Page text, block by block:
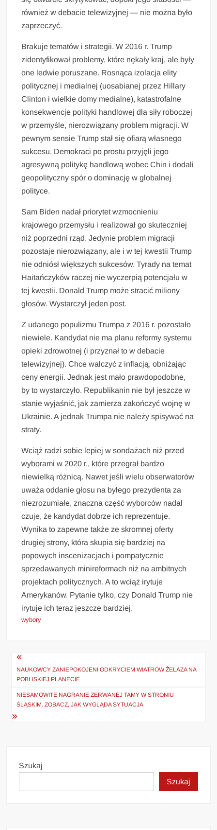
również w debacie telewizyjnej — nie można było
zaprzeczyć.
Brakuje tematów i strategii. W 2016 r. Trump
zidentyfikował problemy, które nękały kraj, ale były
one ledwie poruszane. Rosnąca izolacja elity
politycznej i medialnej (uosabianej przez Hillary
Clinton i wielkie domy medialne), katastrofalne
konsekwencje polityki handlowej dla siły roboczej
w przemyśle, nierozwiązany problem migracji. W
pewnym sensie Trump stał się ofiarą własnego
sukcesu. Demokraci po prostu przyjęli jego
agresywną politykę handlową wobec Chin i dodali
geopolityczny spór o dominację w globalnej
polityce.
Sam Biden nadał priorytet wzmocnieniu
krajowego przemysłu i realizował go skuteczniej
niż poprzedni rząd. Jedynie problem migracji
pozostaje nierozwiązany, ale i w tej kwestii Trump
nie odniósł większych sukcesów. Tyrady na temat
Haitańczyków raczej nie wyczerpią potencjału w
tej kwestii. Donald Trump może stracić miliony
głosów. Wystarczył jeden post.
Z udanego populizmu Trumpa z 2016 r. pozostało
niewiele. Kandydat nie ma planu reformy systemu
opieki zdrowotnej (i przyznał to w debacie
telewizyjnej). Chce walczyć z inflacją, obniżając
ceny energii. Jednak jest mało prawdopodobne,
by to wystarczyło. Republikanin nie był jeszcze w
stanie wyjaśnić, jak zamierza zakończyć wojnę w
Ukrainie. A jednak Trumpa nie należy spisywać na
straty.
Wciąż radzi sobie lepiej w sondażach niż przed
wyborami w 2020 r., które przegrał bardzo
niewielką różnicą. Nawet jeśli wielu obserwatorów
uważa oddanie głosu na byłego prezydenta za
niezrozumiałe, znaczna część wyborców nadal
czuje, że kandydat dobrze ich reprezentuje.
Wynika to zapewne także ze skromnej oferty
drugiej strony, która skupia się bardziej na
popowych inscenizacjach i pompatycznie
sprzedawanych minireformach niż na ambitnych
projektach politycznych. A to wciąż irytuje
Amerykanów. Pytanie tylko, czy Donald Trump nie
irytuje ich teraz jeszcze bardziej.
wybory
Nawigacja
wpisu
NAUKOWCY ZANIEPOKOJENI ODKRYCIEM WIATRÓW ŻELAZA NA
POBLISKIEJ PLANECIE
NIESAMOWITE NAGRANIE ZERWANEJ TAMY W STRONIU
ŚLĄSKIM. ZOBACZ, JAK WYGLĄDA SYTUACJA
Szukaj
Szukaj